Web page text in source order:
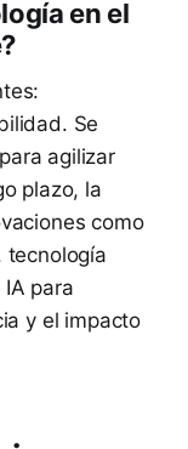
en el
Se
agilizar
plazo, la
como
tecnología
para
y el impacto